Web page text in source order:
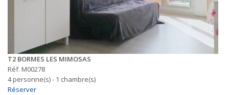
T2 BORMES LES MIMOSAS
Réf. M00278
4 personne(s) - 1 chambre(s)
Réserver